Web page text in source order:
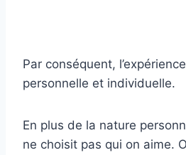
Par conséquent,
personnelle et individuelle.
En plus de la nature
ne choisit pas qui on aime.